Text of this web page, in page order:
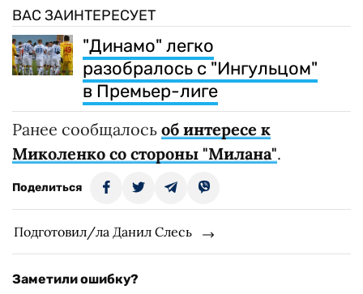
ВАС ЗАИНТЕРЕСУЕТ
"Динамо" легко
разобралось с "Ингульцом"
в Премьер-лиге
Ранее сообщалось об интересе к
Миколенко со стороны "Милана".
Поделиться
Подготовил/ла Данил Слесь
Заметили ошибку?